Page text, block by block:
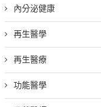
內分泌健康
再生醫學
再生醫療
功能醫學